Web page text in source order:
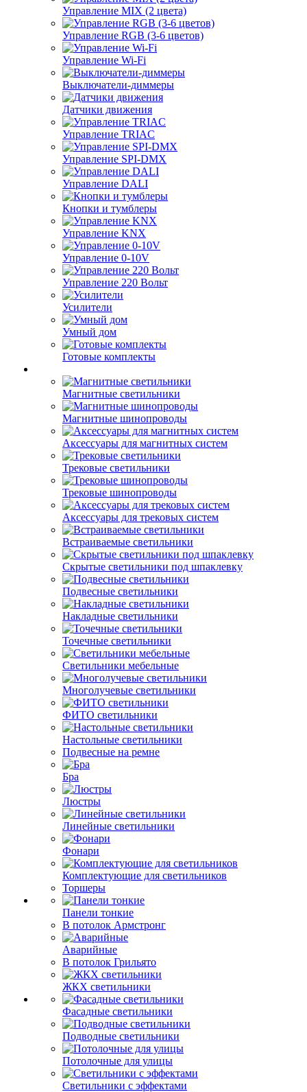
Управление MIX (2 цвета)
Управление RGB (3-6 цветов)
Управление Wi-Fi
Выключатели-диммеры
Датчики движения
Управление TRIAC
Управление SPI-DMX
Управление DALI
Кнопки и тумблеры
Управление KNX
Управление 0-10V
Управление 220 Вольт
Усилители
Умный дом
Готовые комплекты
Магнитные светильники
Магнитные шинопроводы
Аксессуары для магнитных систем
Трековые светильники
Трековые шинопроводы
Аксессуары для трековых систем
Встраиваемые светильники
Скрытые светильники под шпаклевку
Подвесные светильники
Накладные светильники
Точечные светильники
Светильники мебельные
Многолучевые светильники
ФИТО светильники
Настольные светильники
Подвесные на ремне
Бра
Люстры
Линейные светильники
Фонари
Комплектующие для светильников
Торшеры
Панели тонкие
В потолок Армстронг
Аварийные
В потолок Грильято
ЖКХ светильники
Фасадные светильники
Подводные светильники
Потолочные для улицы
Светильники с эффектами